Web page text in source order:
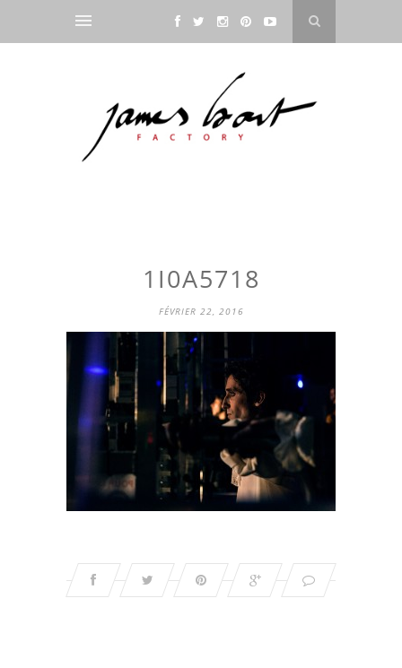
1I0A5718
FÉVRIER 22, 2016